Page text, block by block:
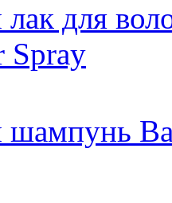
для
Spray